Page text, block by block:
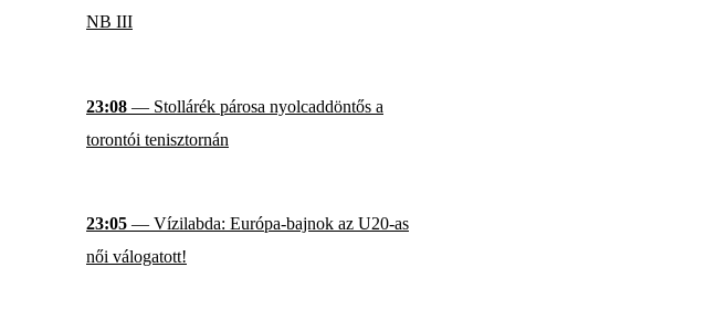
NB III
23:08 — Stollárék párosa nyolcaddöntős a
torontói tenisztornán
23:05 — Vízilabda: Európa-bajnok az U20-as
női válogatott!